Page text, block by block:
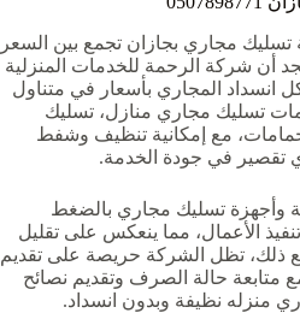
مجاري بجازان تجمع بين السعر
أن شركة الرحمة للخدمات المنزلية
انسداد المجاري بأسعار في متناول
تسليك مجاري منازل، تسليك
مع إمكانية تنظيف وشفط
تقصير في جودة الخدمة.
وأجهزة تسليك مجاري بالضغط
الأعمال، مما ينعكس على تقليل
مع ذلك، تظل الشركة حريصة على تقديم
حالة الصرف وتقديم نصائح
منزله نظيفة وبدون انسداد.